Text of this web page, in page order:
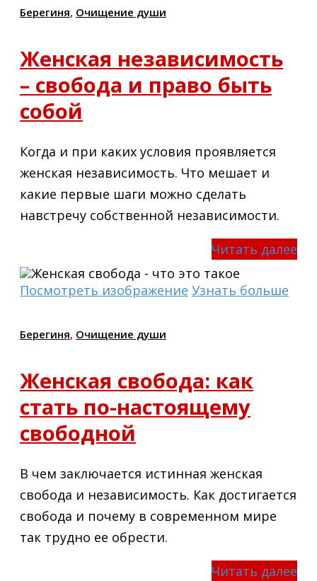
Берегиня, Очищение души
Женская независимость
– свобода и право быть
собой
Когда и при каких условия проявляется
женская независимость. Что мешает и
какие первые шаги можно сделать
навстречу собственной независимости.
Читать далее
Посмотреть изображение Узнать больше
Берегиня, Очищение души
Женская свобода: как
стать по-настоящему
свободной
В чем заключается истинная женская
свобода и независимость. Как достигается
свобода и почему в современном мире
так трудно ее обрести.
Читать далее